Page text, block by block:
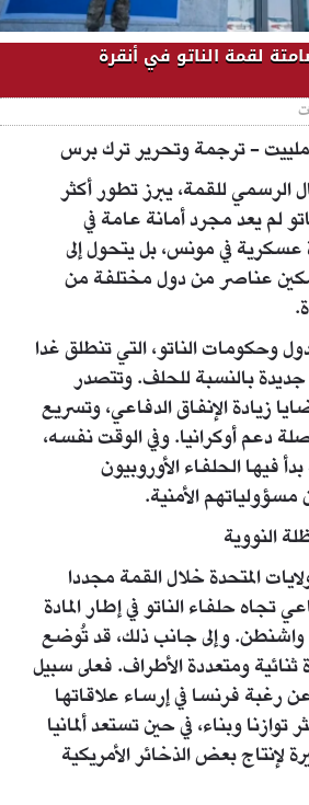
لقمة الناتو في أنقرة
- ترجمة وتحرير ترك برس
الرسمي للقمة، يبرز تطور أكثر
لم يعد مجرد أمانة عامة في
في مونس، بل يتحول إلى
عناصر من دول مختلفة من
الناتو، التي تنطلق غدا
جديدة بالنسبة للحلف. وتتصدر
زيادة الإنفاق الدفاعي، وتسريع
دعم أوكرانيا. وفي الوقت نفسه،
فيها الحلفاء الأوروبيون
الأمنية.
النووية
المتحدة خلال القمة مجددا
تجاه حلفاء الناتو في إطار المادة
وإلى جانب ذلك، قد تُوضع
ومتعددة الأطراف. فعلى سبيل
رغبة فرنسا في إرساء علاقاتها
وبناء، في حين تستعد ألمانيا
لإنتاج بعض الذخائر الأمريكية